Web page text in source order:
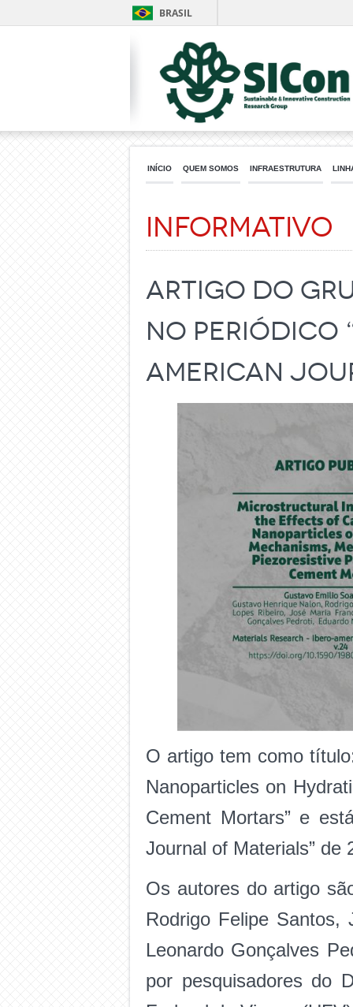
BRASIL
INÍCIO QUEM SOMOS INFRAESTRUTURA
Informativo
Artigo do
no periódico
american
O artigo tem como
Nanoparticles on
Cement Mortars” e
Journal of Materials” de
Os autores do artigo
Rodrigo Felipe Santos,
Leonardo Gonçalves
por pesquisadores do